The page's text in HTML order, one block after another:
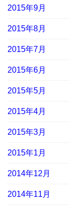
2015年9月
2015年8月
2015年7月
2015年6月
2015年5月
2015年4月
2015年3月
2015年1月
2014年12月
2014年11月